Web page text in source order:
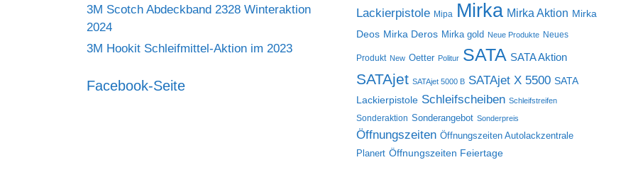
3M Scotch Abdeckband 2328 Winteraktion
2024
3M Hookit Schleifmittel-Aktion im 2023
Facebook-Seite
Lackierpistole Mipa Mirka Mirka Aktion Mirka
Deos Mirka Deros Mirka gold Neue Produkte Neues
Produkt New Oetter Politur SATA SATA Aktion
SATAjet SATAjet 5000 B SATAjet X 5500 SATA
Lackierpistole Schleifscheiben Schleifstreifen
Sonderaktion Sonderangebot Sonderpreis
Öffnungszeiten Öffnungszeiten Autolackzentrale
Planert Öffnungszeiten Feiertage